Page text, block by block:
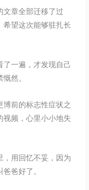
文章全部迁移了过
希望这次能够驻扎长
一遍，才发现自己
然。
前的标志性症状之
视频，心里小小地失
，用回忆不妥，因为
爸好了。